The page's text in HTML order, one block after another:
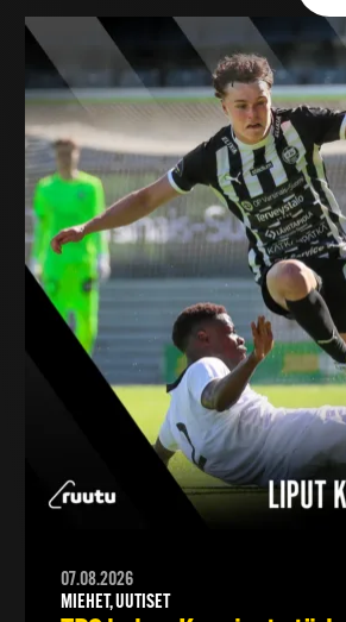
07.08.2026
MIEHET, UUTISET